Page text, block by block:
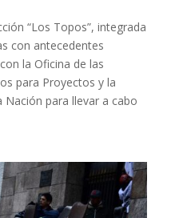
“Los Topos”, integrada
con antecedentes
la Oficina de las
para Proyectos y la
Nación para llevar a cabo